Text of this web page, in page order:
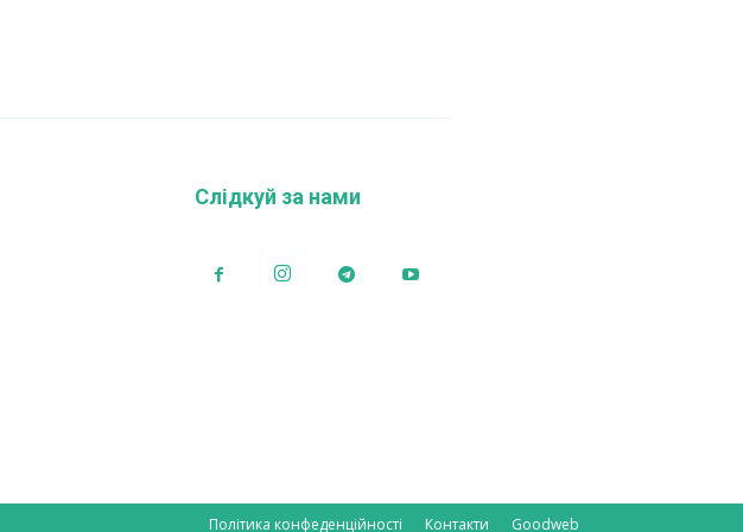
Слідкуй за нами
Політика конфеденційності Контакти Goodweb